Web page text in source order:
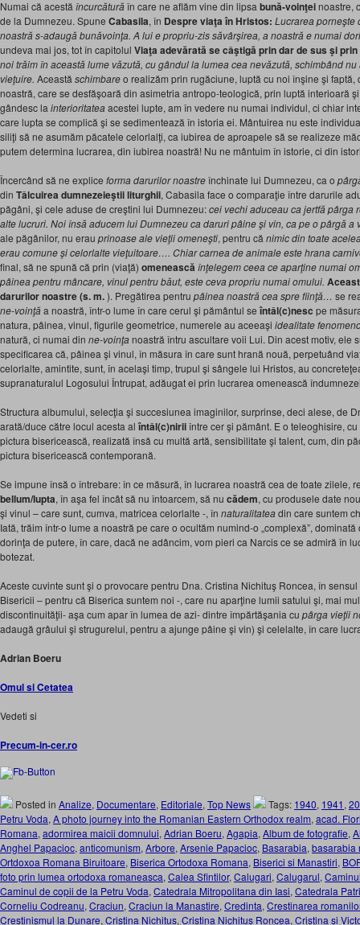
Numai că acestă încurcăturăîn care ne aflăm vine din lipsa bună-voinţeinoastre,
de la Dumnezeu. Spune Cabasila, în Despre viaţa în Hristos: Lucrarea porneşte
noastră s-adaugă bunăvoinţa. A lui e propriu-zis săvârşirea, a noastră e numai
undeva mai jos, tot în capitolul Viaţa adevărată se câştigă prin dar de sus şi
noi trăim în această lume văzută, cu gândul la lumea cea nevăzută, schimbând
vieţuire. Această schimbareo realizăm prin rugăciune, luptă cu noi înşine şi faptă,
noastră, care se desfăşoară din asimetria antropo-teologică, prin luptă interioară
gândesc la interioritateaacestei lupte, am în vedere nu numai individul, ci chiar
care lupta se complică şi se sedimentează în istoria ei. Mântuirea nu este
siliţi să ne asumăm păcatele celorlalţi, ca iubirea de aproapele să se realizeze
putem determina lucrarea, din iubirea noastră! Nu ne mântuim în istorie, ci din
Încercând să ne explice forma darurilor noastreînchinate lui Dumnezeu, ca o
din Tâlcuirea dumnezeieştii liturghii, Cabasila face o comparaţie între darurile
păgâni, şi cele aduse de creştini lui Dumnezeu:cei vechi aduceau ca jertfă pârga
alte lucruri. Noi însă aducem lui Dumnezeu ca daruri pâine şi vin, ca pe o pârgă a
ale păgânilor, nu erau prinoase ale vieţii omeneşti, pentru că nimic din toate
erau comune şi celorlalte vieţuitoare…. Chiar carnea de animale este hrana
final, să ne spună că prin (viaţă) omenească înţelegem ceea ce aparţine numai
pâinea pentru mâncare, vinul pentru băut, este ceva propriu numai omului.
darurilor noastre (s. m.). Pregătirea pentru pâinea noastră cea spre fiinţă… se
ne-voinţăa noastră, într-o lume în care cerul şi pământul se întâl(c)nesc pe
natura, pâinea, vinul, figurile geometrice, numerele au aceeaşi idealitate
natură, ci numai din ne-voinţanoastră întru ascultare voii Lui. Din acest motiv, ele
specificarea că, pâinea şi vinul, în măsura în care sunt hrană nouă, perpetuând
celorlalte, amintite, sunt, în acelaşi timp, trupul şi sângele lui Hristos, au
supranaturalul Logosului Întrupat, adăugat ei prin lucrarea omenească
Structura albumului, selecţia şi succesiunea imaginilor, surprinse, deci alese, de
arată/duce către locul acesta al întâl(c)niriiîntre cer şi pământ. E o teleoghisire,
pictura bisericească, realizată însă cu multă artă, sensibilitate şi talent, cum, din
pictura bisericească contemporană.
Se impune însă o întrebare: în ce măsură, în lucrarea noastră cea de toate zilele,
bellum/lupta, în aşa fel încât să nu întoarcem, să nu cădem, cu produsele date
şi vinul – care sunt, cumva, matricea celorlalte -, în naturalitateadin care suntem
Iată, trăim într-o lume a noastră pe care o ocultăm numind-o „complexă”,
dorinţa de putere, în care, dacă ne adâncim, vom pieri ca Narcis ce se admiră în
botezat.
Aceste cuvinte sunt şi o provocare pentru Dna. Cristina Nichituş Roncea, în
Bisericii – pentru că Biserica suntem noi -, care nu aparţine lumii satului şi, mai
discontinuităţii- aşa cum apar în lumea de azi- dintre împărtăşania cu pârga vieţii
adaugă grâului şi strugurelui, pentru a ajunge pâine şi vin) şi celelalte, în care
Adrian Boeru
Omul si Cetatea
Vedeti si
Precum-in-cer.ro
Posted in Analize, Documentare, Editoriale, Top News Tags: 1940, 1941,
Petru Voda, A photo journey into the Romanian Eastern Orthodox realm, acad.
Romana, adormirea maicii domnului, Adrian Boeru, Agapia, Album de fotografie,
Anghel Papacioc, anticomunism, Arbore, Arsenie Papacioc, Basarabia, basarabia
Ortdoxoa Romana Biruitoare, Biserica Ortodoxa Romana, Biserici si Manastiri,
foto prin lumea ortodoxa romaneasca, Calea Sfintilor, Calugari, Calugarul,
Caminul de copii de la Petru Voda, Catedrala Mitropolitana din Iasi, Catedrala
Corneliu Codreanu, Craciun, Craciun la Manastire, Credinta, Crestinarea
Crestinismul la Dunare, Cristina Nichitus, Cristina Nichitus Roncea, Cristina si